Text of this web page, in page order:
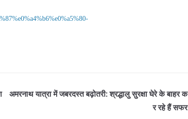
अमरनाथ यात्रा में जबरदस्त बढ़ोतरी: श्रद्धालु सुरक्षा घेरे के बाहर क
र रहे हैं सफर